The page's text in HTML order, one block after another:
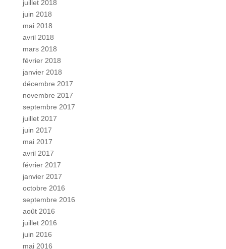
juillet 2018
juin 2018
mai 2018
avril 2018
mars 2018
février 2018
janvier 2018
décembre 2017
novembre 2017
septembre 2017
juillet 2017
juin 2017
mai 2017
avril 2017
février 2017
janvier 2017
octobre 2016
septembre 2016
août 2016
juillet 2016
juin 2016
mai 2016